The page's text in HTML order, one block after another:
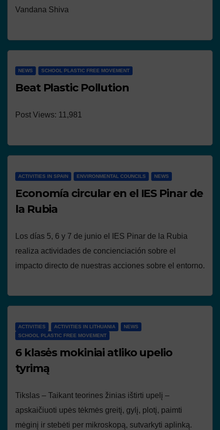
Vandana Shiva
NEWS SCHOOL PLASTIC FREE MOVEMENT
Beat Plastic Pollution
Post Views: 11,981
ACTIVITIES IN SPAIN ENVIRONMENTAL COUNCILS NEWS
Economía circular en el IES Pinar de
la Rubia
Los días 5, 6 y 7 de junio el IES Pinar de la Rubia
realiza actividades de concienciación sobre el
impacto directo de nuestras acciones sobre el entorno.
ACTIVITIES ACTIVITIES IN LITHUANIA
NEWS
SCHOOL PLASTIC FREE MOVEMENT
6 klasės mokiniai atliko upelio
tyrimą
Tikslas – Taikant teorines žinias ištirti upelį –
apskaičiuoti upės tėkmės greitį, gylį, plotį, paimti
mėginį ir stebėti per mikroskopą, sutvarkyti aplinką.